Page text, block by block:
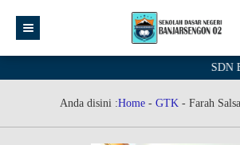
SDN
Anda disini :Home - GTK - Farah